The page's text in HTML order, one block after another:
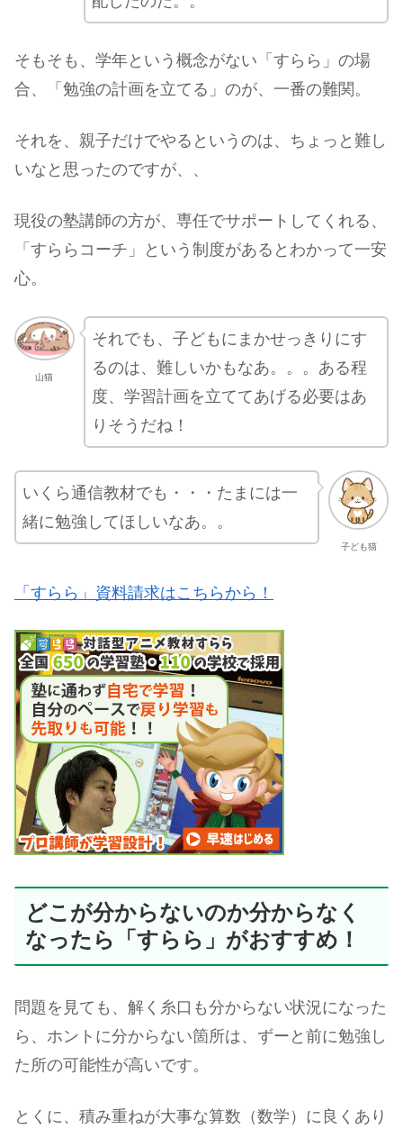
そもそも、学年という概念がない「すらら」の場
合、「勉強の計画を立てる」のが、一番の難関。
それを、親子だけでやるというのは、ちょっと難し
いなと思ったのですが、、
現役の塾講師の方が、専任でサポートしてくれる、
「すららコーチ」という制度があるとわかって一安
心。
山猫
それでも、子どもにまかせっきりにす
るのは、難しいかもなあ。。。ある程
度、学習計画を立ててあげる必要はあ
りそうだね！
子ども猫
いくら通信教材でも・・・たまには一
緒に勉強してほしいなあ。。
「すらら」資料請求はこちらから！
どこが分からないのか分からなく
なったら「すらら」がおすすめ！
問題を見ても、解く糸口も分からない状況になった
ら、ホントに分からない箇所は、ずーと前に勉強し
た所の可能性が高いです。
とくに、積み重ねが大事な算数（数学）に良くあり